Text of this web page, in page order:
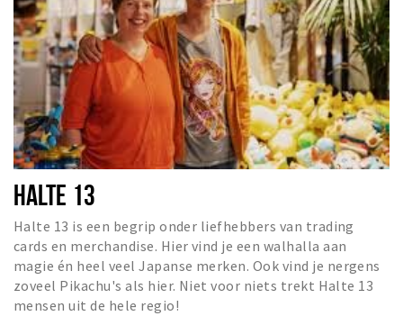
HALTE 13
Halte 13 is een begrip onder liefhebbers van trading
cards en merchandise. Hier vind je een walhalla aan
magie én heel veel Japanse merken. Ook vind je nergens
zoveel Pikachu's als hier. Niet voor niets trekt Halte 13
mensen uit de hele regio!